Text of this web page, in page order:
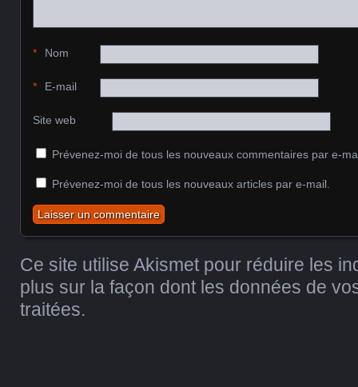
Nom
*
E-mail
*
Site web
Prévenez-moi de tous les nouveaux commentaires par e-
Prévenez-moi de tous les nouveaux articles par e-mail.
Ce site utilise Akismet pour réduire les
plus sur la façon dont les données de
traitées.